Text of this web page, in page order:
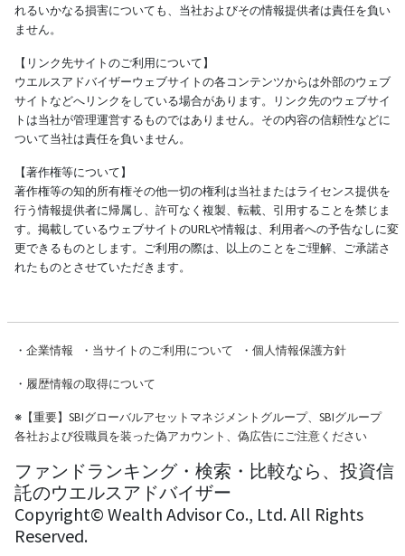
れるいかなる損害についても、当社およびその情報提供者は責任を負い
ません。
【リンク先サイトのご利用について】
ウエルスアドバイザーウェブサイトの各コンテンツからは外部のウェブ
サイトなどへリンクをしている場合があります。リンク先のウェブサイ
トは当社が管理運営するものではありません。その内容の信頼性などに
ついて当社は責任を負いません。
【著作権等について】
著作権等の知的所有権その他一切の権利は当社またはライセンス提供を
行う情報提供者に帰属し、許可なく複製、転載、引用することを禁じま
す。掲載しているウェブサイトのURLや情報は、利用者への予告なしに変
更できるものとします。ご利用の際は、以上のことをご理解、ご承諾さ
れたものとさせていただきます。
・ 企業情報 ・ 当サイトのご利用について ・ 個人情報保護方針
・ 履歴情報の取得について
※【重要】SBIグローバルアセットマネジメントグループ、SBIグループ
各社および役職員を装った偽アカウント、偽広告にご注意ください
ファンドランキング・検索・比較なら、投資信
託のウエルスアドバイザー
Copyright© Wealth Advisor Co., Ltd. All Rights
Reserved.